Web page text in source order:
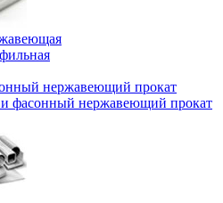
нержавеющий прокат
фасонный нержавеющий прокат